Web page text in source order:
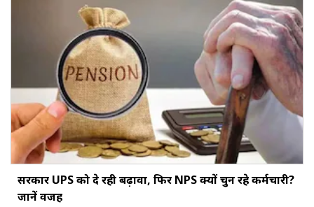
सरकार UPS को दे रही बढ़ावा, फिर NPS क्यों चुन रहे कर्मचारी?
जानें वजह